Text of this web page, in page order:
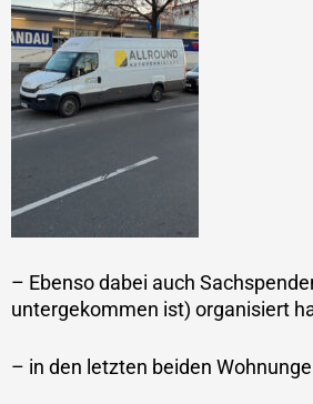
– Ebenso dabei auch
untergekommen ist) organisiert
– in den letzten beiden